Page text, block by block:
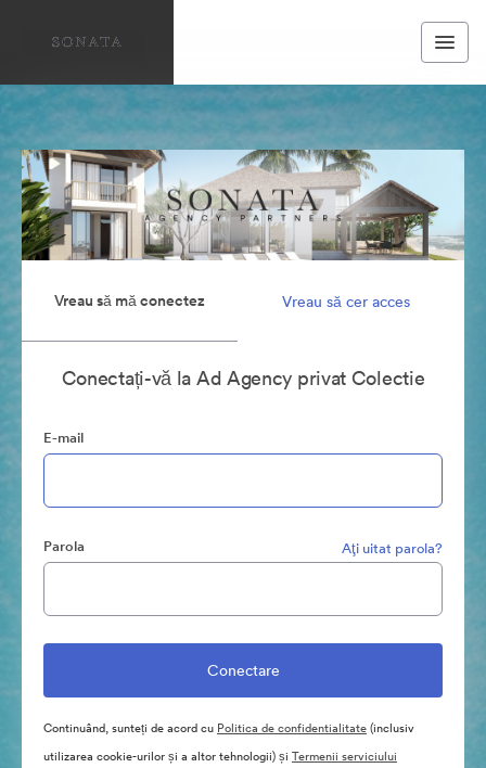
Vreau să mă conectez Vreau să cer acces
Conectați-vă la Ad Agency privat Colectie
E-mail
Parola Aţi uitat parola?
Continuând, sunteți de acord cu Politica de confidentialitate(inclusiv
utilizarea cookie-urilor și a altor tehnologii) și Termenii serviciului